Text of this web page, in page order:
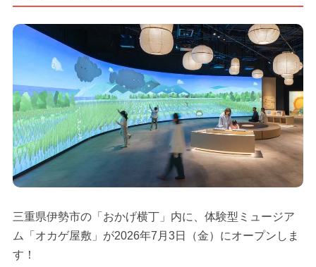
三重県伊勢市の「おかげ横丁」内に、体験型ミュージア
ム「オカゲ屋敷」が2026年7月3日（金）にオープンしま
す！